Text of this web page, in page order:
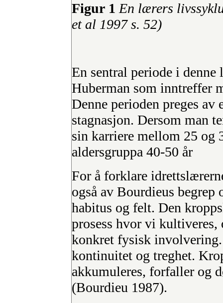
Figur 1 En lærers
et al 1997 s. 52)
En sentral periode i denne
Huberman som inntreffer
Denne perioden preges
stagnasjon. Dersom man
sin karriere mellom 25 og
aldersgruppa 40-50 år
For å forklare
også av Bourdieus
habitus og felt. Den
prosess hvor vi kultiveres,
konkret fysisk involvering.
kontinuitet og treghet.
akkumuleres, forfaller og
(Bourdieu 1987).